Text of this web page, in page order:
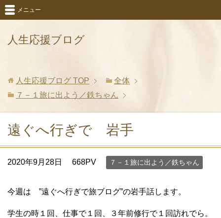
人生応援ブログ
メニュー
人生応援ブログ TOP
全体
７－１旅に出よう／鉄ちゃん
遠ぐへ行ぎで 岩手
2020年9月28日 668PV ７－１旅に出よう／鉄ちゃん
今週は ”遠ぐへ行ぎで旅ブログ”の岩手話します。
学生の時１回、仕事で１回、３年前修行で１回訪れでら。